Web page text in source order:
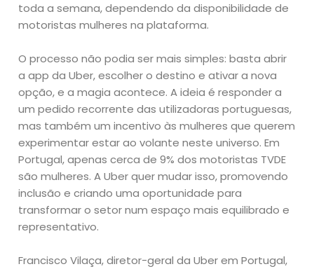
toda a semana, dependendo da disponibilidade de
motoristas mulheres na plataforma.
O processo não podia ser mais simples: basta abrir
a app da Uber, escolher o destino e ativar a nova
opção, e a magia acontece. A ideia é responder a
um pedido recorrente das utilizadoras portuguesas,
mas também um incentivo às mulheres que querem
experimentar estar ao volante neste universo. Em
Portugal, apenas cerca de 9% dos motoristas TVDE
são mulheres. A Uber quer mudar isso, promovendo
inclusão e criando uma oportunidade para
transformar o setor num espaço mais equilibrado e
representativo.
Francisco Vilaça, diretor-geral da Uber em Portugal,